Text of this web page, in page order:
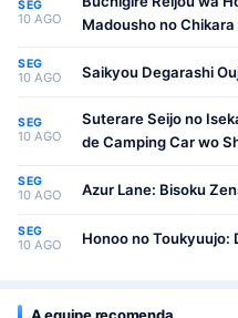
SEG
10 AGO
Madousho no
SEG
10 AGO Saikyou Degarashi
SEG
10 AGO
Suterare Seijo no
de Camping Car wo
SEG
10 AGO Azur Lane: Bisoku
SEG
10 AGO Honoo no Toukyuujo: